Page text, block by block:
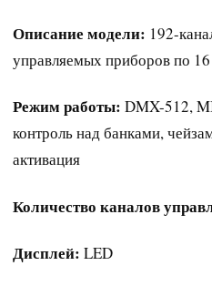
Описание модели: 192-
управляемых приборов по
Режим работы: DMX-512,
контроль над банками,
активация
Количество каналов
Дисплей: LED